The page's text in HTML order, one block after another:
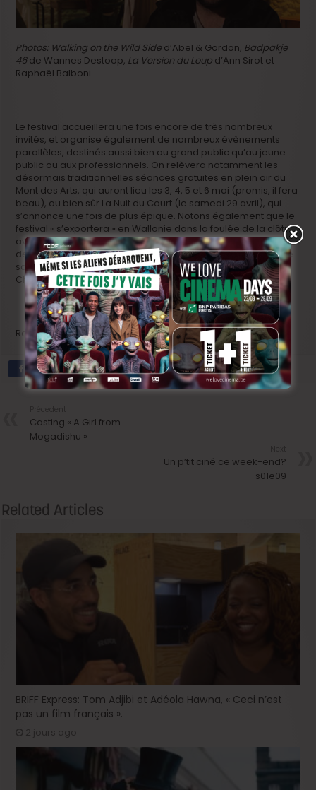
Photos: Walking on the Wild Side d’Abel & Gordon, Badpakje
46de Wannes Destoop, La Version du Loup d’Ann Sirot et
Raphaël Balboni.
Le festival accueillera une fois encore de très nombreux
invités, et organise également de nombreux évènements
parallèles, destinés aussi bien au grand public qu’au jeune
public ou aux professionnels. On relèvera notamment les
désormais traditionnelles séances gratuites en plein air du
Mont des Arts, qui auront lieu les 3, 4, 5 et 6 mai (promis, il fera
beau), ou bien sûr La Nuit du Court (le samedi 29 avril), qui
s’annonce une fois de plus épique. Notons également que le
festival « s’exportera » en Wallonie dans la foulée de la clôture
avec sa « Soirée Best of », qui reprend la crème de la crème
de sa programmation, ainsi que les films du palmarès. Cette
soirée fera étape à Mons, Namur, Néthen-Grez-Doiceau,
Charleroi, Liège, Tournai et Comines.
Rendez-vous sous le chapiteau?
Casting « A Girl from
Mogadishu »
Un p’tit ciné ce week-end?
s01e09
Related Articles
BRIFF Express: Tom Adjibi et Adéola Hawna, « Ceci n’est
pas un film français ».
2 jours ago